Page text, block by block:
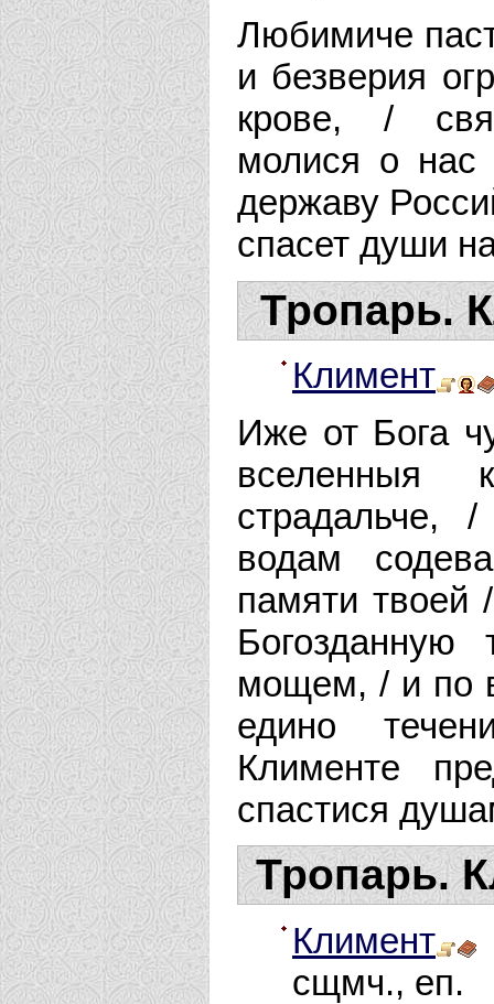
Любимиче
и безверия
крове, /
молися о нас
державу
спа­сет души
Тропарь.
Климент
Иже от Бога
страдальче,
водам
памяти твоей
мощем, / и по
едино
Клименте
спастися
Тропарь.
Климент
сщмч., еп.